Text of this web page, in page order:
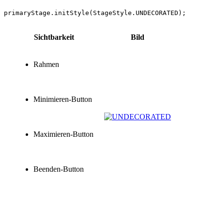
Sichtbarkeit Bild
Rahmen
Minimieren-Button
Maximieren-Button
Beenden-Button